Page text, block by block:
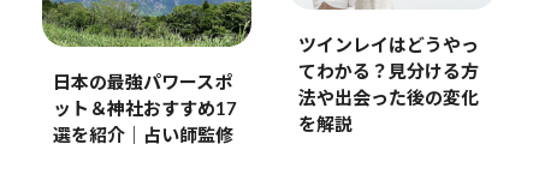
日本の最強パワースポ
ット＆神社おすすめ17
選を紹介｜占い師監修
ツインレイはどうやっ
てわかる？見分ける方
法や出会った後の変化
を解説